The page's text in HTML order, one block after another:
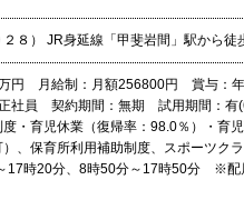
８） JR身延線「甲斐岩間」駅から
円 月給制：月額256800円 賞与：年
社員 契約期間：無期 試用期間：有
・育児休業（復帰率：98.0％）・育
、保育所利用補助制度、スポーツク
17時20分、8時50分～17時50分 ※